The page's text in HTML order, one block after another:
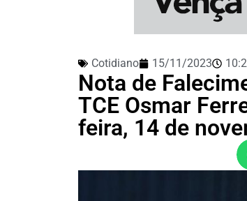
Cotidiano 15/11/2023
Nota de
TCE Osmar
feira, 14 de